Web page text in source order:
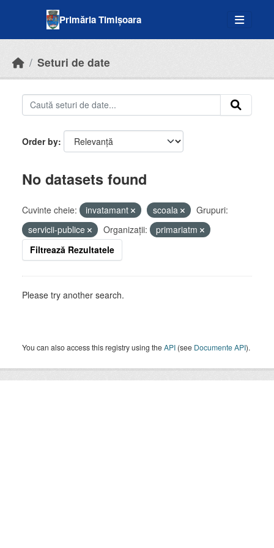
Primăria Timișoara
Seturi de date
Order by
No datasets found
Cuvinte cheie: invatamant scoala
Grupuri:
servicii-publice
Organizații:
primariatm
Filtrează Rezultatele
Please try another search.
You can also access this registry using theAPI (see Documente API).